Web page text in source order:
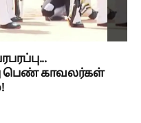
பெண் காவலர்கள்